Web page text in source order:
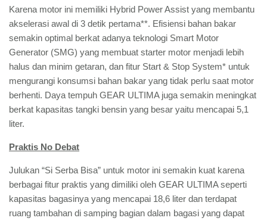
Karena motor ini memiliki Hybrid Power Assist yang membantu
akselerasi awal di 3 detik pertama**. Efisiensi bahan bakar
semakin optimal berkat adanya teknologi Smart Motor
Generator (SMG) yang membuat starter motor menjadi lebih
halus dan minim getaran, dan fitur Start & Stop System* untuk
mengurangi konsumsi bahan bakar yang tidak perlu saat motor
berhenti. Daya tempuh GEAR ULTIMA juga semakin meningkat
berkat kapasitas tangki bensin yang besar yaitu mencapai 5,1
liter.
Praktis No Debat
Julukan “Si Serba Bisa” untuk motor ini semakin kuat karena
berbagai fitur praktis yang dimiliki oleh GEAR ULTIMA seperti
kapasitas bagasinya yang mencapai 18,6 liter dan terdapat
ruang tambahan di samping bagian dalam bagasi yang dapat